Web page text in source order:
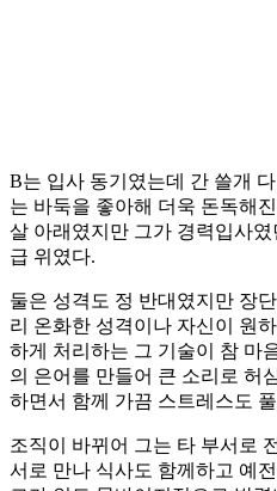
B는 입사 동기였는데 간 쓸개
는 바둑을 좋아해 더욱 돈독해
살 아래였지만 그가 경력입사
급 위였다.
둘은 성격도 정 반대였지만 장
리 온화한 성격이나 자신이 원
하게 처리하는 그 기술이 참 마
의 은어를 만들어 큰 소리로 허
하면서 함께 가끔 스트레스도
조직이 바뀌어 그는 타 부서로
서로 만나 식사도 함께하고 예